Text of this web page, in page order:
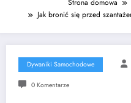
Strona domowa
Jak bronić się przed
Dywaniki Samochodowe
0 Komentarze